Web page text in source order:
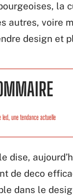
la
autres, voire
design et
led, une tendance actuelle
le dise,
de deco
dans le